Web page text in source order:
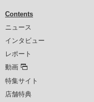
Contents
ニュース
インタビュー
レポート
動画
特集サイト
店舗特典